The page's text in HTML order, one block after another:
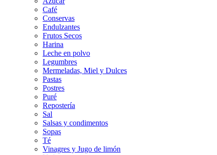
Café
Conservas
Endulzantes
Frutos Secos
Harina
Leche en polvo
Legumbres
Mermeladas, Miel y Dulces
Pastas
Postres
Puré
Repostería
Sal
Salsas y condimentos
Sopas
Té
Vinagres y Jugo de limón